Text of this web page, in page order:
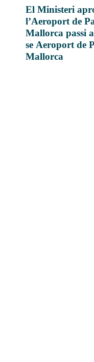
El Ministeri
l’Aeroport de
Mallorca passi
se Aeroport de
Mallorca